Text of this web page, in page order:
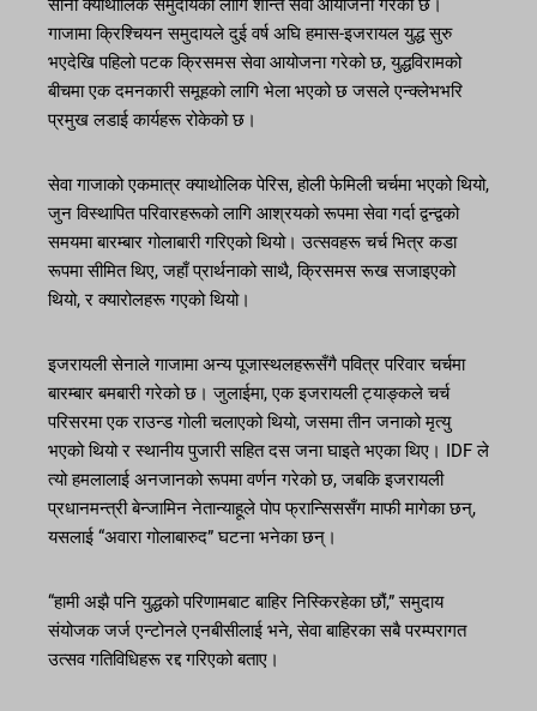
सानो क्याथोलिक समुदायको लागि शान्त सेवा आयोजना गरेको छ।
गाजामा क्रिश्चियन समुदायले दुई वर्ष अघि हमास-इजरायल युद्ध सुरु
भएदेखि पहिलो पटक क्रिसमस सेवा आयोजना गरेको छ, युद्धविरामको
बीचमा एक दमनकारी समूहको लागि भेला भएको छ जसले एन्क्लेभभरि
प्रमुख लडाई कार्यहरू रोकेको छ।
सेवा गाजाको एकमात्र क्याथोलिक पेरिस, होली फेमिली चर्चमा भएको थियो,
जुन विस्थापित परिवारहरूको लागि आश्रयको रूपमा सेवा गर्दा द्वन्द्वको
समयमा बारम्बार गोलाबारी गरिएको थियो। उत्सवहरू चर्च भित्र कडा
रूपमा सीमित थिए, जहाँ प्रार्थनाको साथै, क्रिसमस रूख सजाइएको
थियो, र क्यारोलहरू गएको थियो।
इजरायली सेनाले गाजामा अन्य पूजास्थलहरूसँगै पवित्र परिवार चर्चमा
बारम्बार बमबारी गरेको छ। जुलाईमा, एक इजरायली ट्याङ्कले चर्च
परिसरमा एक राउन्ड गोली चलाएको थियो, जसमा तीन जनाको मृत्यु
भएको थियो र स्थानीय पुजारी सहित दस जना घाइते भएका थिए। IDF ले
त्यो हमलालाई अनजानको रूपमा वर्णन गरेको छ, जबकि इजरायली
प्रधानमन्त्री बेन्जामिन नेतान्याहूले पोप फ्रान्सिससँग माफी मागेका छन्,
यसलाई “अवारा गोलाबारुद” घटना भनेका छन्।
“हामी अझै पनि युद्धको परिणामबाट बाहिर निस्किरहेका छौं,” समुदाय
संयोजक जर्ज एन्टोनले एनबीसीलाई भने, सेवा बाहिरका सबै परम्परागत
उत्सव गतिविधिहरू रद्द गरिएको बताए।